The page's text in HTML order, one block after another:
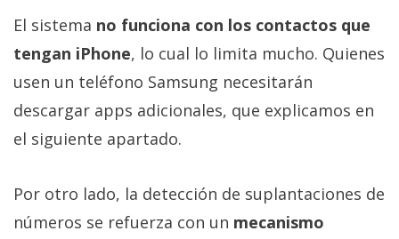
El sistema no funciona con los contactos que
tengan iPhone, lo cual lo limita mucho. Quienes
usen un teléfono Samsung necesitarán
descargar apps adicionales, que explicamos en
el siguiente apartado.
Por otro lado, la detección de suplantaciones de
números se refuerza con un mecanismo